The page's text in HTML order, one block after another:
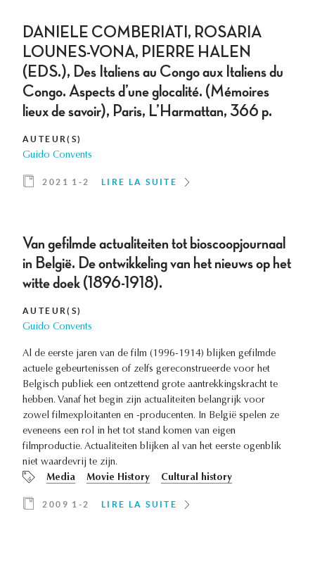
DANIELE COMBERIATI, ROSARIA
LOUNES-VONA, PIERRE HALEN
(EDS.), Des Italiens au Congo aux Italiens du
Congo. Aspects d’une glocalité. (Mémoires
lieux de savoir), Paris, L’Harmattan, 366 p.
AUTEUR(S)
Guido Convents
2021 1-2 LIRE LA SUITE
Van gefilmde actualiteiten tot bioscoopjournaal
in België. De ontwikkeling van het nieuws op het
witte doek (1896-1918).
AUTEUR(S)
Guido Convents
Al de eerste jaren van de film (1996-1914) blijken gefilmde
actuele gebeurtenissen of zelfs gereconstrueerde voor het
Belgisch publiek een ontzettend grote aantrekkingskracht te
hebben. Vanaf het begin zijn actualiteiten belangrijk voor
zowel filmexploitanten en -producenten. In België spelen ze
eveneens een rol in het tot stand komen van eigen
filmproductie. Actualiteiten blijken al van het eerste ogenblik
niet waardevrij te zijn.
Media
Movie History Cultural history
2009 1-2 LIRE LA SUITE